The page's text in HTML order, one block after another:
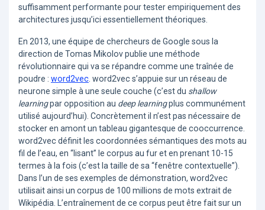
suffisamment performante pour tester empiriquement des
architectures jusqu’ici essentiellement théoriques.
En 2013, une équipe de chercheurs de Google sous la
direction de Tomas Mikolov publie une méthode
révolutionnaire qui va se répandre comme une traînée de
poudre : word2vec . word2vec s’appuie sur un réseau de
neurone simple à une seule couche (c’est du shallow
learningpar opposition au deep learningplus communément
utilisé aujourd’hui). Concrètement il n’est pas nécessaire de
stocker en amont un tableau gigantesque de cooccurrence.
word2vec définit les coordonnées sémantiques des mots au
fil de l’eau, en “lisant” le corpus au fur et en prenant 10-15
termes à la fois (c’est la taille de sa “fenêtre contextuelle”).
Dans l’un de ses exemples de démonstration, word2vec
utilisait ainsi un corpus de 100 millions de mots extrait de
Wikipédia. L’entraînement de ce corpus peut être fait sur un